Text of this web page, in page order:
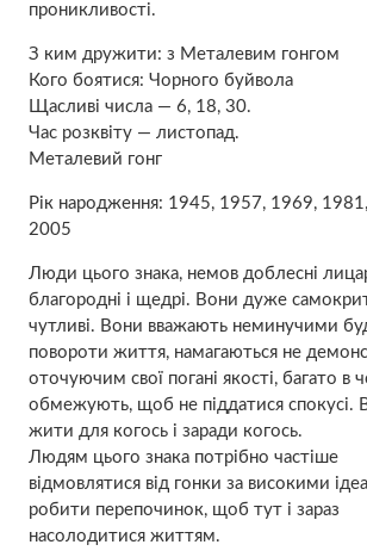
проникливості.
З ким дружити: з Металевим гонгом
Кого боятися: Чорного буйвола
Щасливі числа — 6, 18, 30.
Час розквіту — листопад.
Металевий гонг
Рік народження: 1945, 1957, 1969,
2005
Люди цього знака, немов доблесні
благородні і щедрі. Вони дуже
чутливі. Вони вважають неминучими
повороти життя, намагаються не
оточуючим свої погані якості, багато в
обмежують, щоб не піддатися спокусі.
жити для когось і заради когось.
Людям цього знака потрібно частіше
відмовлятися від гонки за високими
робити перепочинок, щоб тут і зараз
насолодитися життям.